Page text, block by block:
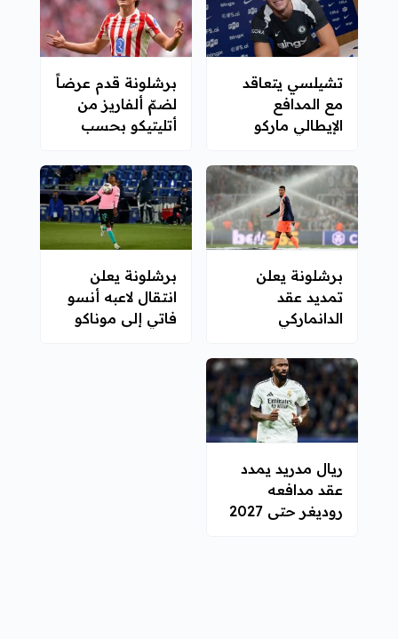
تشيلسي يتعاقد
مع المدافع
الإيطالي ماركو
برشلونة قدم عرضاً
لضمّ ألفاريز من
أتليتيكو بحسب
برشلونة يعلن
تمديد عقد
الدانماركي
برشلونة يعلن
انتقال لاعبه أنسو
فاتي إلى موناكو
ريال مدريد يمدد
عقد مدافعه
روديغر حتى 2027